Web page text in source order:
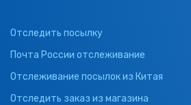
Отследить посылку
Почта России отслеживание
Отслеживание посылок из Китая
Отследить заказ из магазина